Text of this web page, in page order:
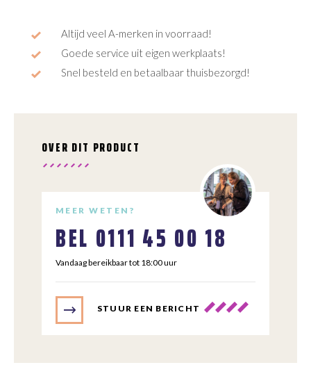
Altijd veel A-merken in voorraad!
Goede service uit eigen werkplaats!
Snel besteld en betaalbaar thuisbezorgd!
OVER DIT PRODUCT
MEER WETEN?
BEL 0111 45 00 18
Vandaag bereikbaar tot 18:00 uur
STUUR EEN BERICHT